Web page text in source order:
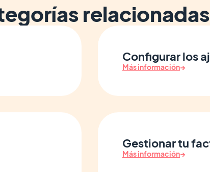
relacionadas
Configurar los
Más información→
Gestionar tu
Más información→